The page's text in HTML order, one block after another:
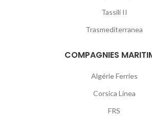
Tassili II
Trasmediterranea
COMPAGNIES
Algérie Ferries
Corsica Linea
FRS